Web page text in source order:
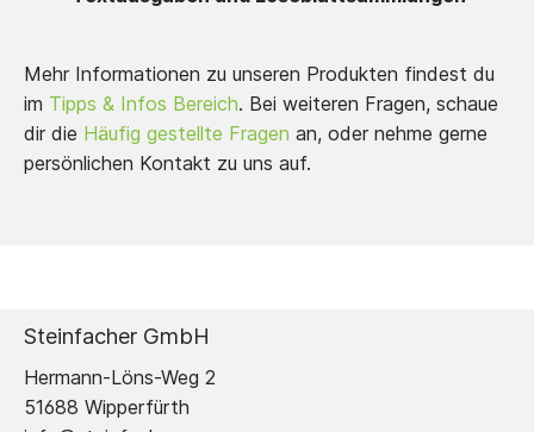
Mehr Informationen zu unseren Produkten findest du
im Tipps & Infos Bereich. Bei weiteren Fragen, schaue
dir die Häufig gestellte Fragen an, oder nehme gerne
persönlichen Kontakt zu uns auf.
Steinfacher GmbH
Hermann-Löns-Weg 2
51688 Wipperfürth